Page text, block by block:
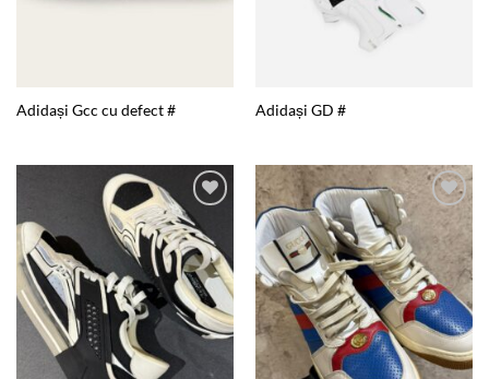
Adidași Gcc cu defect # Adidași GD #
Add to
wishlist
Add to
wishlist